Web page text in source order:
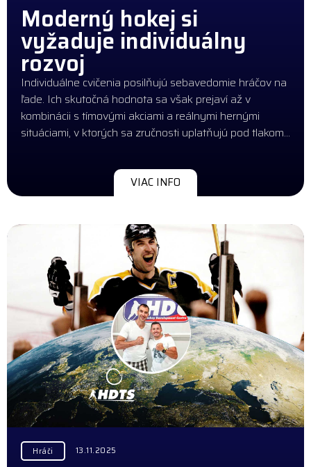
Moderný hokej si
vyžaduje individuálny
rozvoj
Individuálne cvičenia posilňujú sebavedomie hráčov na
ľade. Ich skutočná hodnota sa však prejaví až v
kombinácii s tímovými akciami a reálnymi hernými
situáciami, v ktorých sa zručnosti uplatňujú pod tlakom…
VIAC INFO
Hráči 13.11.2025